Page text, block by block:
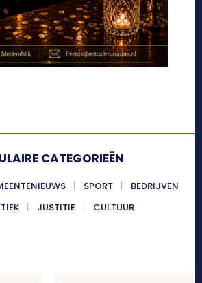
CATEGORIEËN
SPORT
BEDRIJVEN
JUSTITIE CULTUUR